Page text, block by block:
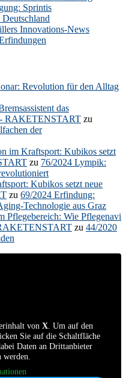
Sprintis
Innovations-News
Revolution für den Alltag
das
- RAKETENSTART zu
der
im Kraftsport: Kubikos setzt
zu 76/2024 Lympik:
Kubikos setzt neue
zu 69/2024 Erfindung:
Technologie aus Graz
Pflegebereich: Wie Pflegenavi
zu 44/2020
von X. Um auf den
Sie auf die Schaltfläche
Daten an Drittanbieter
werden.